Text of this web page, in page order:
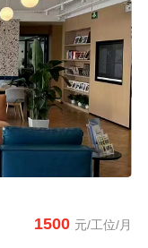
1500 元/工位/月